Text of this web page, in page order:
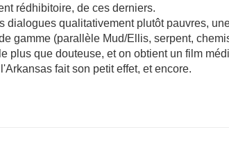
rédhibitoire, de ces derniers.
dialogues qualitativement plutôt pauvres,
gamme (parallèle Mud/Ellis, serpent,
plus que douteuse, et on obtient un film
fait son petit effet, et encore.